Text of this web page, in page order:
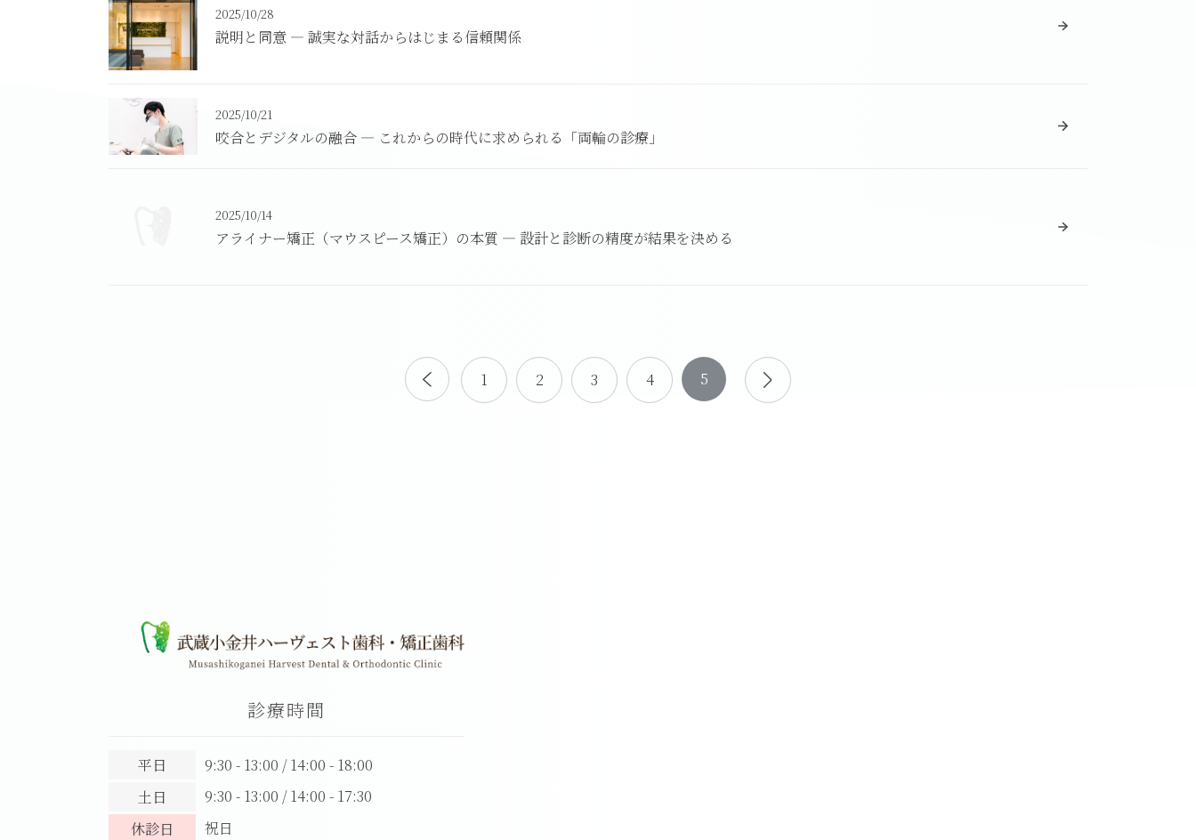
2025/10/28
説明と同意 ― 誠実な対話からはじまる信頼関係
2025/10/21
咬合とデジタルの融合 ― これからの時代に求められる「両輪の診療」
2025/10/14
アライナー矯正（マウスピース矯正）の本質 ― 設計と診断の精度が結果を決める
1 2 3 4 5
診療時間
平日
9:30 - 13:00 / 14:00 - 18:00
土日
9:30 - 13:00 / 14:00 - 17:30
休診日
祝日